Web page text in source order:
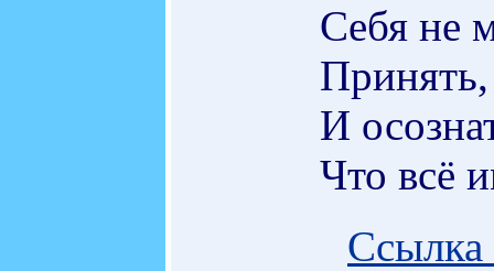
Себя не
И
Что всё
Ссылка